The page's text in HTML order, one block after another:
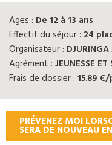
Ages : De 12 à 13 ans
Effectif du séjour : 24
Organisateur :
Agrément : JEUNESSE ET
Frais de dossier : 15.89
PRÉVENEZ MOI
SERA DE NOUVEAU